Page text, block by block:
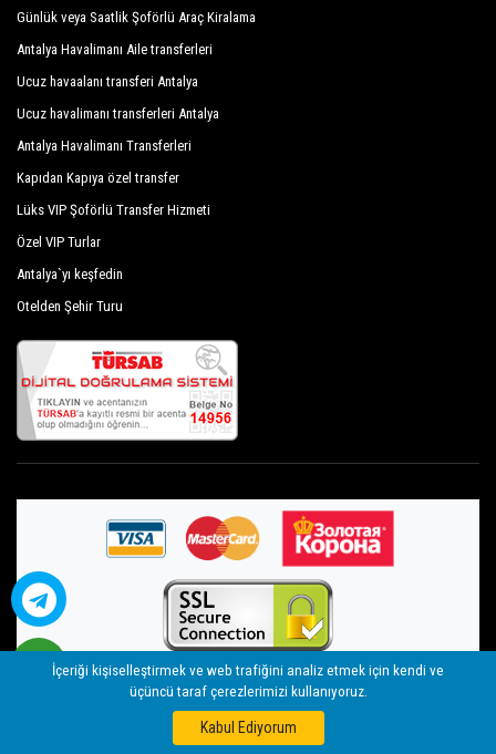
Günlük veya Saatlik Şoförlü Araç Kiralama
Antalya Havalimanı Aile transferleri
Ucuz havaalanı transferi Antalya
Ucuz havalimanı transferleri Antalya
Antalya Havalimanı Transferleri
Kapıdan Kapıya özel transfer
Lüks VIP Şoförlü Transfer Hizmeti
Özel VIP Turlar
Antalya`yı keşfedin
Otelden Şehir Turu
By Seja Group Travel (14956 Tursab)| 2018 - 2026
İçeriği kişiselleştirmek ve web trafiğini analiz etmek için kendi ve
üçüncü taraf çerezlerimizi kullanıyoruz.
Kabul Ediyorum